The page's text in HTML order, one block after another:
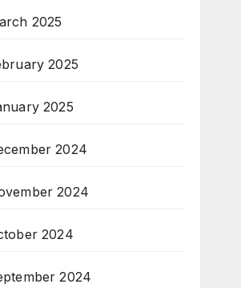
2025
2025
2025
2024
2024
2024
2024